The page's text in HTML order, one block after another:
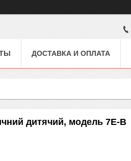
ДОСТАВКА И ОПЛАТА
дитячий, модель 7Е-B